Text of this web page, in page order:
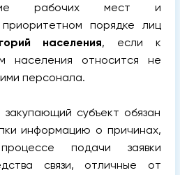
рабочих мест и
порядке лиц
населения, если к
населения относится не
персонала.
субъект обязан
информацию о причинах,
подачи заявки
связи, отличные от